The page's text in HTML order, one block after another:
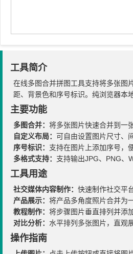
工具简介
在线多图合并拼图工具支持将多张图
距、背景色和序号标识。纯浏览器本
主要功能
多图合并： 将多张图片快速合并到一
自定义布局： 可自由设置图片尺寸、
序号标识： 支持在图片上添加序号，
多格式支持： 支持输出JPG、PNG、
工具用途
社交媒体内容制作： 快速制作社交平
产品展示： 将产品多角度照片合并为
教程制作： 将步骤图片垂直排列并添
对比分析： 水平排列多张图片，直观
操作指南